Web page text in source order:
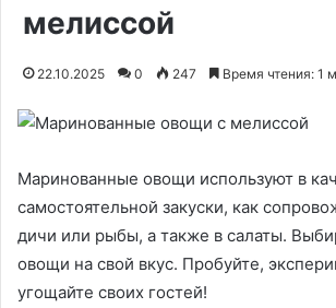
мелиссой
22.10.2025 0 247 Время чтения: 1
Маринованные овощи используют в
самостоятельной закуски, как
дичи или рыбы, а также в салаты.
овощи на свой вкус. Пробуйте,
угощайте своих гостей!